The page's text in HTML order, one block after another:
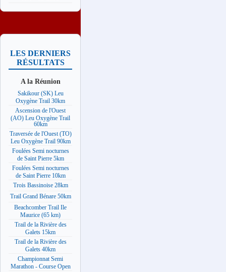
LES DERNIERS
RÉSULTATS
A la Réunion
Sakikour (SK) Leu
Oxygène Trail 30km
Ascension de l'Ouest
(AO) Leu Oxygène Trail
60km
Traversée de l'Ouest (TO)
Leu Oxygène Trail 90km
Foulées Semi nocturnes
de Saint Pierre 5km
Foulées Semi nocturnes
de Saint Pierre 10km
Trois Bassinoise 28km
Trail Grand Bénare 50km
Beachcomber Trail Ile
Maurice (65 km)
Trail de la Rivière des
Galets 15km
Trail de la Rivière des
Galets 40km
Championnat Semi
Marathon - Course Open